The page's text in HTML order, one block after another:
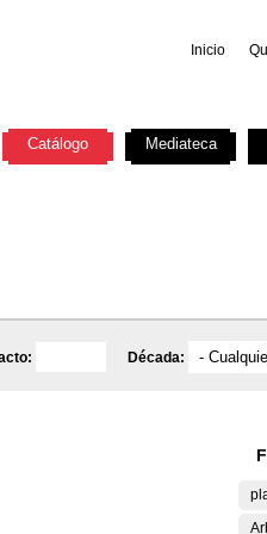
Inicio
Década:
Catálogo Mediateca